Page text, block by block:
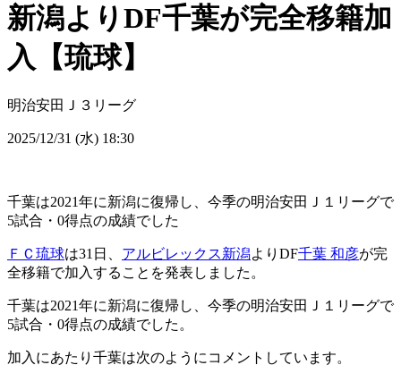
新潟よりDF千葉が完全移籍加
入【琉球】
明治安田Ｊ３リーグ
2025/12/31 (水) 18:30
千葉は2021年に新潟に復帰し、今季の明治安田Ｊ１リーグで
5試合・0得点の成績でした
ＦＣ琉球は31日、 アルビレックス新潟よりDF千葉 和彦が完
全移籍で加入することを発表しました。
千葉は2021年に新潟に復帰し、今季の明治安田Ｊ１リーグで
5試合・0得点の成績でした。
加入にあたり千葉は次のようにコメントしています。